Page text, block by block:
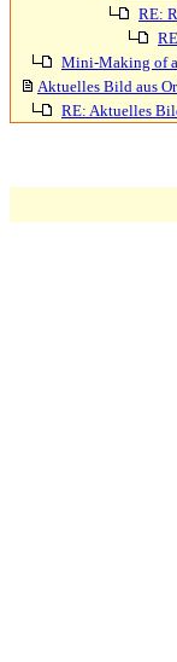
RE:
Mini-Making of
Aktuelles Bild aus
RE: Aktuelles